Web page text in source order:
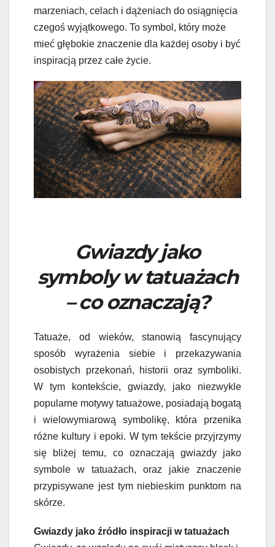
marzeniach, celach i dążeniach do osiągnięcia
czegoś wyjątkowego. To symbol, który może
mieć głębokie znaczenie dla każdej osoby i być
inspiracją przez całe życie.
Gwiazdy jako
symboly w tatuażach
– co oznaczają?
Tatuaże, od wieków, stanowią fascynujący
sposób wyrażenia siebie i przekazywania
osobistych przekonań, historii oraz symboliki.
W tym kontekście, gwiazdy, jako niezwykle
popularne motywy tatuażowe, posiadają bogatą
i wielowymiarową symbolikę, która przenika
różne kultury i epoki. W tym tekście przyjrzymy
się bliżej temu, co oznaczają gwiazdy jako
symbole w tatuażach, oraz jakie znaczenie
przypisywane jest tym niebieskim punktom na
skórze.
Gwiazdy jako źródło inspiracji w tatuażach